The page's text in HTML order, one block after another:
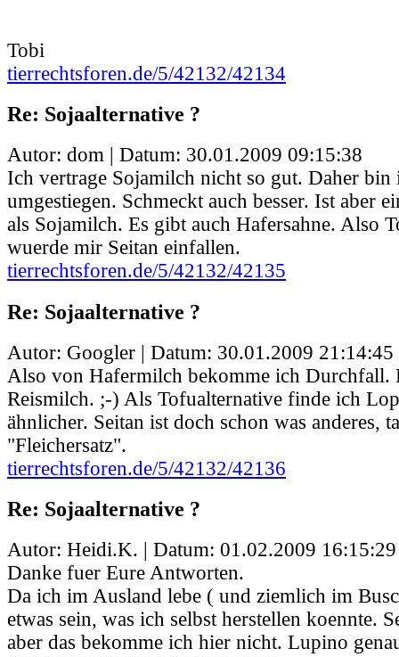
Tobi
tierrechtsforen.de/5/42132/42134
Re: Sojaalternative ?
Autor: dom | Datum: 30.01.2009 09:15:38
Ich vertrage Sojamilch nicht so gut. Daher
umgestiegen. Schmeckt auch besser. Ist aber
als Sojamilch. Es gibt auch Hafersahne. Also
wuerde mir Seitan einfallen.
tierrechtsforen.de/5/42132/42135
Re: Sojaalternative ?
Autor: Googler | Datum: 30.01.2009 21:14:45
Also von Hafermilch bekomme ich Durchfall.
Reismilch. ;-) Als Tofualternative finde ich
ähnlicher. Seitan ist doch schon was anderes,
"Fleichersatz".
tierrechtsforen.de/5/42132/42136
Re: Sojaalternative ?
Autor: Heidi.K. | Datum: 01.02.2009 16:15:29
Danke fuer Eure Antworten.
Da ich im Ausland lebe ( und ziemlich im
etwas sein, was ich selbst herstellen koennte.
aber das bekomme ich hier nicht. Lupino